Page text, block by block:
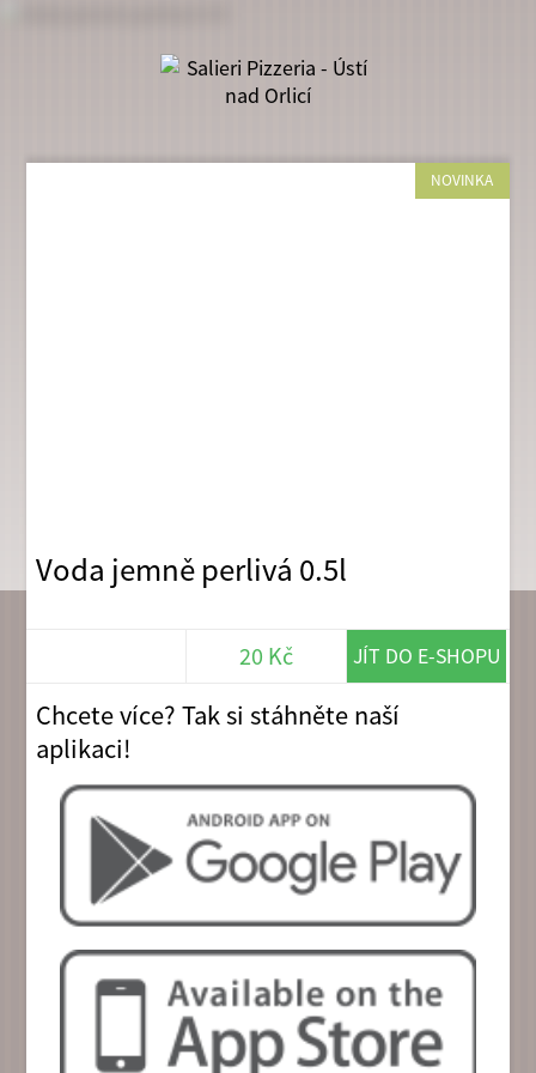
NOVINKA
Voda jemně perlivá 0.5l
20 Kč JÍT DO E-SHOPU
Chcete více? Tak si stáhněte naší
aplikaci!